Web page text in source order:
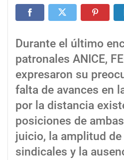
Durante el último
patronales ANICE,
expresaron su
falta de avances en
por la distancia
posiciones de
juicio, la amplitud
sindicales y la